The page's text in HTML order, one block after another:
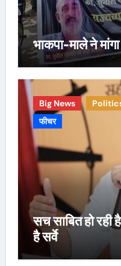
भाकपा-माले ने
Big News
फीचर
सच साबित हो
है सर्वे